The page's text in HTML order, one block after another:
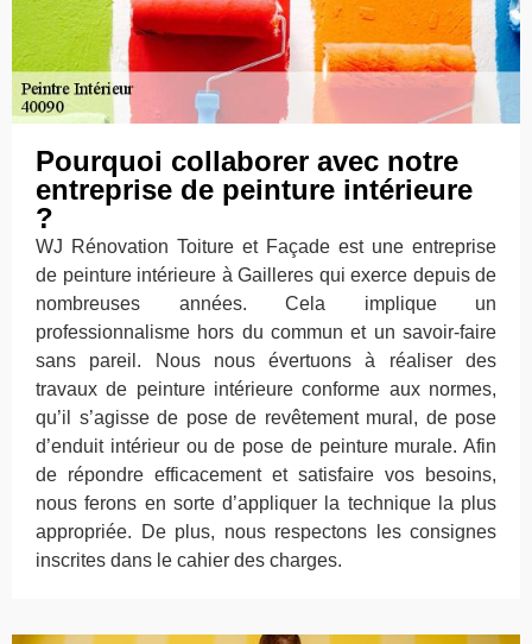
Pourquoi collaborer avec notre
entreprise de peinture intérieure
?
WJ Rénovation Toiture et Façade est une entreprise
de peinture intérieure à Gailleres qui exerce depuis de
nombreuses années. Cela implique un
professionnalisme hors du commun et un savoir-faire
sans pareil. Nous nous évertuons à réaliser des
travaux de peinture intérieure conforme aux normes,
qu’il s’agisse de pose de revêtement mural, de pose
d’enduit intérieur ou de pose de peinture murale. Afin
de répondre efficacement et satisfaire vos besoins,
nous ferons en sorte d’appliquer la technique la plus
appropriée. De plus, nous respectons les consignes
inscrites dans le cahier des charges.